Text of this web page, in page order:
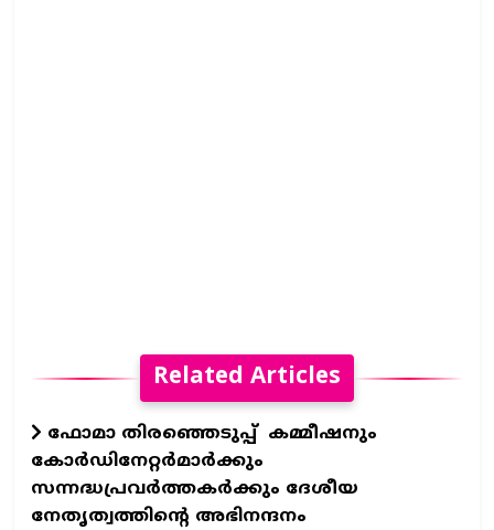
Related Articles
ഫോമാ തിരഞ്ഞെടുപ്പ് കമ്മീഷനും
കോർഡിനേറ്റർമാർക്കും
സന്നദ്ധപ്രവർത്തകർക്കും ദേശീയ
നേതൃത്വത്തിന്റെ അഭിനന്ദനം